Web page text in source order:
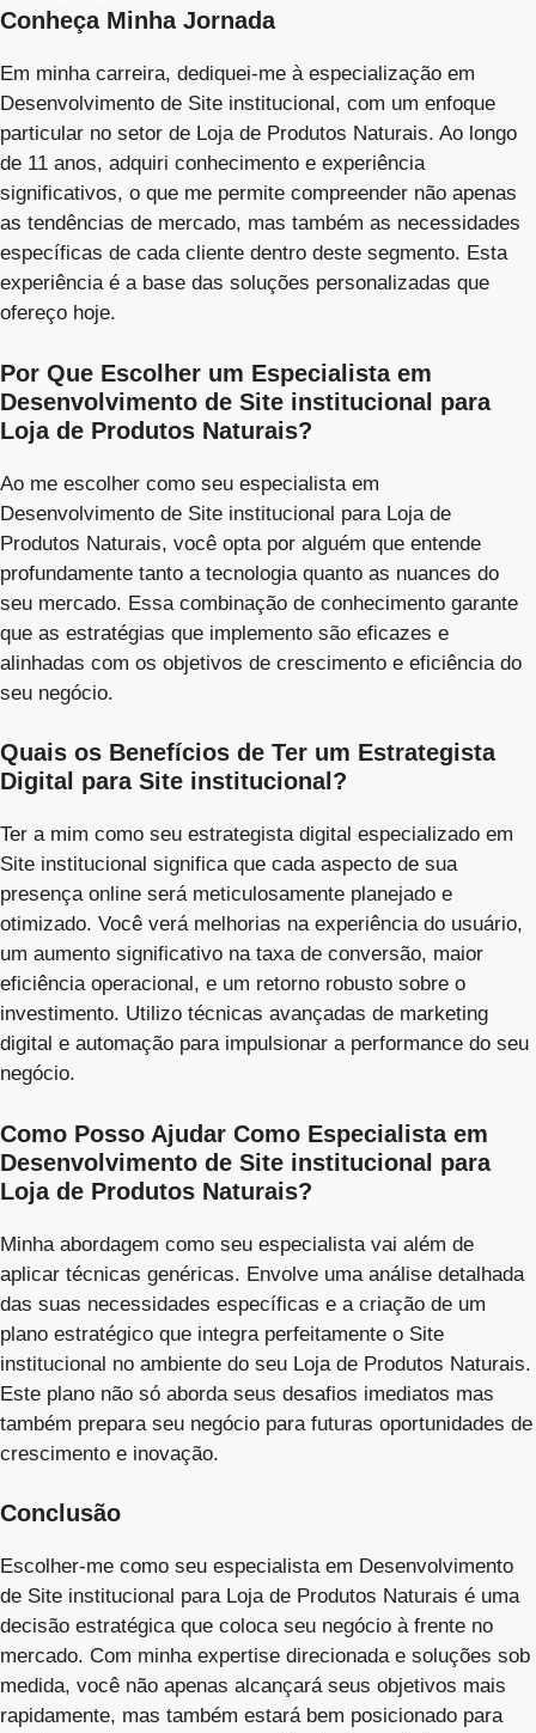
Conheça Minha Jornada
Em minha carreira, dediquei-me à especialização em
Desenvolvimento de Site institucional, com um enfoque
particular no setor de Loja de Produtos Naturais. Ao longo
de 11 anos, adquiri conhecimento e experiência
significativos, o que me permite compreender não apenas
as tendências de mercado, mas também as necessidades
específicas de cada cliente dentro deste segmento. Esta
experiência é a base das soluções personalizadas que
ofereço hoje.
Por Que Escolher um Especialista em
Desenvolvimento de Site institucional para
Loja de Produtos Naturais?
Ao me escolher como seu especialista em
Desenvolvimento de Site institucional para Loja de
Produtos Naturais, você opta por alguém que entende
profundamente tanto a tecnologia quanto as nuances do
seu mercado. Essa combinação de conhecimento garante
que as estratégias que implemento são eficazes e
alinhadas com os objetivos de crescimento e eficiência do
seu negócio.
Quais os Benefícios de Ter um Estrategista
Digital para Site institucional?
Ter a mim como seu estrategista digital especializado em
Site institucional significa que cada aspecto de sua
presença online será meticulosamente planejado e
otimizado. Você verá melhorias na experiência do usuário,
um aumento significativo na taxa de conversão, maior
eficiência operacional, e um retorno robusto sobre o
investimento. Utilizo técnicas avançadas de marketing
digital e automação para impulsionar a performance do seu
negócio.
Como Posso Ajudar Como Especialista em
Desenvolvimento de Site institucional para
Loja de Produtos Naturais?
Minha abordagem como seu especialista vai além de
aplicar técnicas genéricas. Envolve uma análise detalhada
das suas necessidades específicas e a criação de um
plano estratégico que integra perfeitamente o Site
institucional no ambiente do seu Loja de Produtos Naturais.
Este plano não só aborda seus desafios imediatos mas
também prepara seu negócio para futuras oportunidades de
crescimento e inovação.
Conclusão
Escolher-me como seu especialista em Desenvolvimento
de Site institucional para Loja de Produtos Naturais é uma
decisão estratégica que coloca seu negócio à frente no
mercado. Com minha expertise direcionada e soluções sob
medida, você não apenas alcançará seus objetivos mais
rapidamente, mas também estará bem posicionado para